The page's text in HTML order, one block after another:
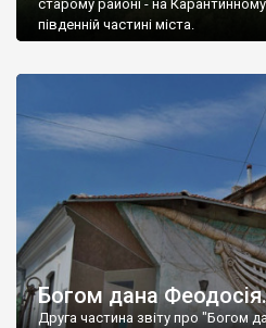
старому районі - на
південній частині міста.
Богом дана
Друга частина звіту про "Богом